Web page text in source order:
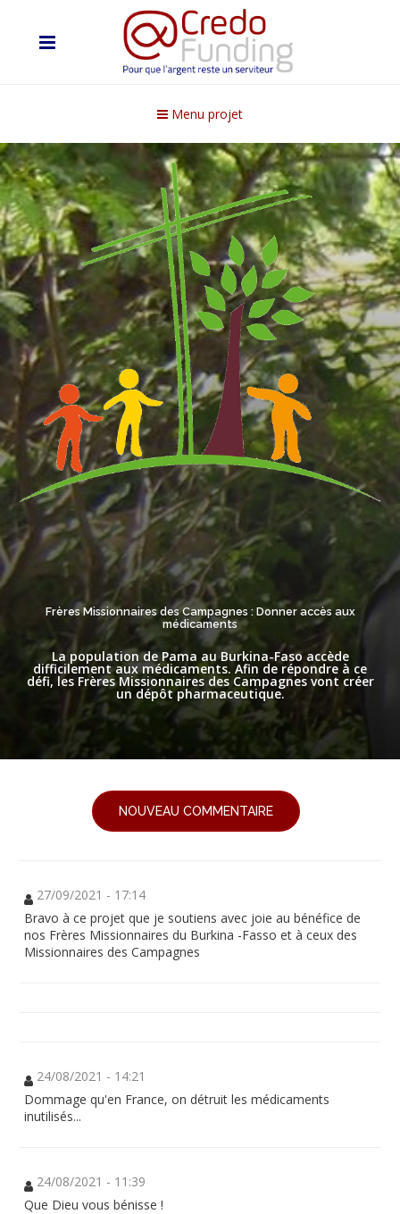
Menu projet
Frères Missionnaires des Campagnes : Donner accès aux
médicaments
La population de Pama au Burkina-Faso accède
difficilement aux médicaments. Afin de répondre à ce
défi, les Frères Missionnaires des Campagnes vont créer
un dépôt pharmaceutique.
NOUVEAU COMMENTAIRE
27/09/2021 - 17:14
Bravo à ce projet que je soutiens avec joie au bénéfice de
nos Frères Missionnaires du Burkina -Fasso et à ceux des
Missionnaires des Campagnes
24/08/2021 - 14:21
Dommage qu'en France, on détruit les médicaments
inutilisés...
24/08/2021 - 11:39
Que Dieu vous bénisse !